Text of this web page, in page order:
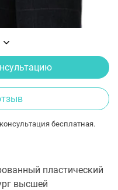
бесплатная.
пластический
высшей